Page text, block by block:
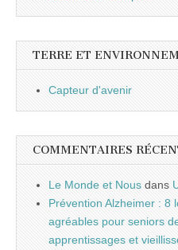
TERRE ET
Capteur d'avenir
COMMENTAIRES
Le Monde et Nous dans
Prévention Alzheimer : 8
agréables pour seniors
apprentissages et